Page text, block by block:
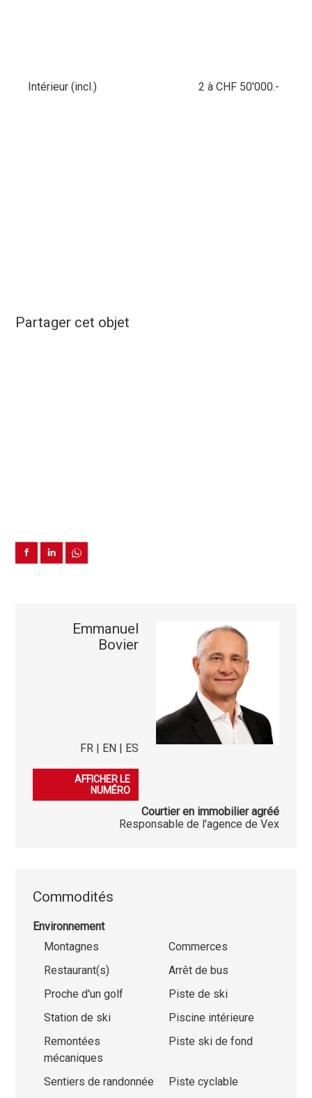
Intérieur (incl.) 2 à CHF 50'000.-
Partager cet objet
Emmanuel
Bovier
FR | EN | ES
079 225 07 22
AFFICHER LE
NUMÉRO
Courtier en immobilier agréé
Responsable de l'agence de Vex
Commodités
Environnement
Montagnes
Commerces
Restaurant(s)
Arrêt de bus
Proche d'un golf
Piste de ski
Station de ski
Piscine intérieure
Remontées
mécaniques
Piste ski de fond
Sentiers de randonnée
Piste cyclable